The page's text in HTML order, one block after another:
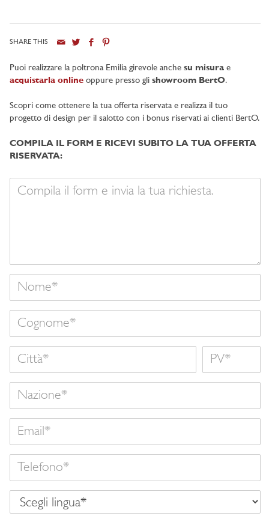
SHARE THIS
Puoi realizzare la poltrona Emilia girevole anche su misura e
acquistarla online oppure presso gli showroom BertO.
Scopri come ottenere la tua offerta riservata e realizza il tuo
progetto di design per il salotto con i bonus riservati ai clienti BertO.
COMPILA IL FORM E RICEVI SUBITO LA TUA OFFERTA
RISERVATA:
tuo
Nome
Cognome
Città Nome
Nazione
Email
Telefono
Scegli
lingua